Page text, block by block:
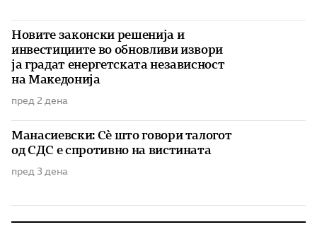
Новите законски решенија и
инвестициите во обновливи извори
ја градат енергетската независност
на Македонија
пред 2 дена
Манасиевски: Сè што говори талогот
од СДС е спротивно на вистината
пред 3 дена